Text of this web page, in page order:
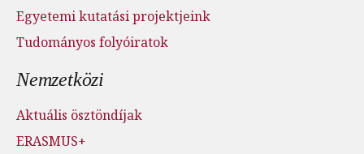
Egyetemi kutatási projektjeink
Tudományos folyóiratok
Nemzetközi
Aktuális ösztöndíjak
ERASMUS+